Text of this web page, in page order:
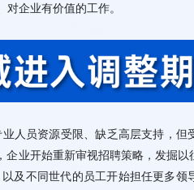
企业有价值的工作。